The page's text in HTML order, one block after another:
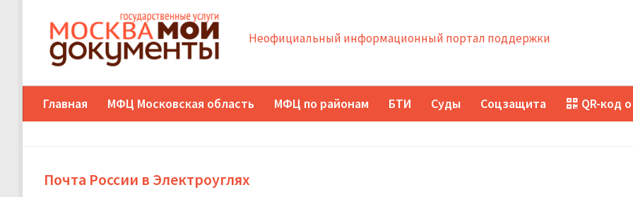
Неофициальный информационный портал поддержки
Главная МФЦ Московская область МФЦ по районам БТИ Суды Соцзащита QR-код
Почта России в Электроуглях